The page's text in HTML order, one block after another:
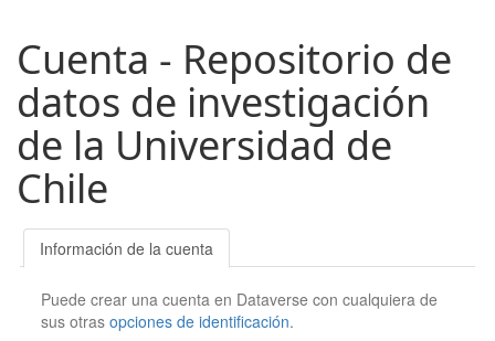
Cuenta - Repositorio de
datos de investigación
de la Universidad de
Chile
Información de la cuenta
Puede crear una cuenta en Dataverse con cualquiera de
sus otrasopciones de identificación.